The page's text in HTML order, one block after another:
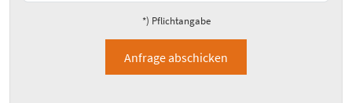
*) Pflichtangabe
Anfrage abschicken